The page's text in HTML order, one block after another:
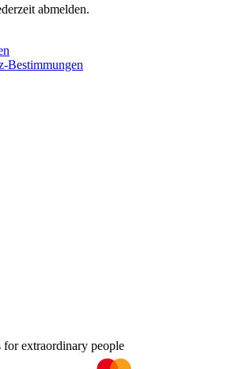
abmelden.
Bestimmungen
for extraordinary people